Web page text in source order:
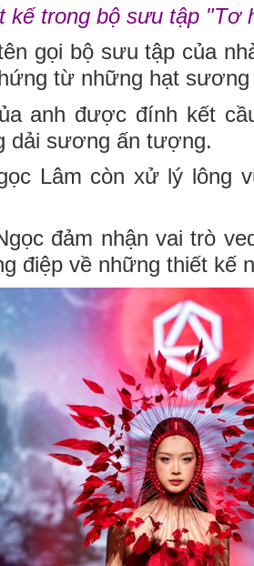
kế trong bộ sưu tập "Tơ
gọi bộ sưu tập của
từ những hạt
anh được đính kết
dải sương ấn tượng.
Lâm còn xử lý lông
đảm nhận vai trò
điệp về những thiết kế